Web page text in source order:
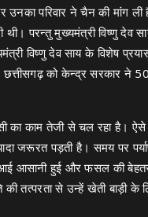
परिवार ने चैन की मांग
परन्तु मुख्यमंत्री विष्णु देव
विष्णु देव साय के विशेष
को केन्द्र सरकार ने
का काम तेजी से चल रहा है।
जरूरत पड़ती है। समय पर
आसानी हुई और फसल की
की तत्परता से उन्हें खेती